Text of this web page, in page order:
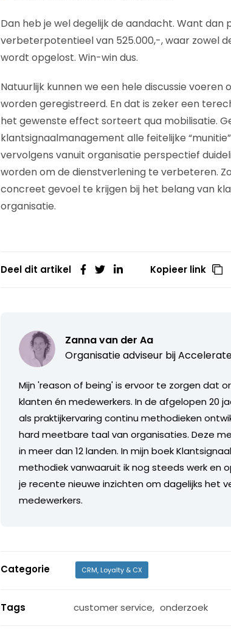
Dan heb je wel degelijk de aandacht. Want
verbeterpotentieel van 525.000,-, waar zowel
wordt opgelost. Win-win dus.
Natuurlijk kunnen we een hele discussie
worden geregistreerd. En dat is zeker een
het gewenste effect sorteert qua mobilisatie.
klantsignaalmanagement alle feitelijke
vervolgens vanuit organisatie perspectief
worden om de dienstverlening te verbeteren.
concreet gevoel te krijgen bij het belang van
organisatie.
Deel dit artikel Kopieer link
Zanna van der Aa
Organisatie adviseur bij
Mijn 'reason of being' is ervoor te zorgen dat
klanten én medewerkers. In de afgelopen 20
als praktijkervaring continu methodieken
hard meetbare taal van organisaties. Deze
in meer dan 12 landen. In mijn boek
methodiek vanwaaruit ik nog steeds werk en
je recente nieuwe inzichten om dagelijks het
medewerkers.
Categorie CRM, Loyalty & CX
Tags customer service, onderzoek